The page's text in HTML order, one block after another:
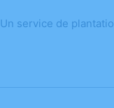
Un service de